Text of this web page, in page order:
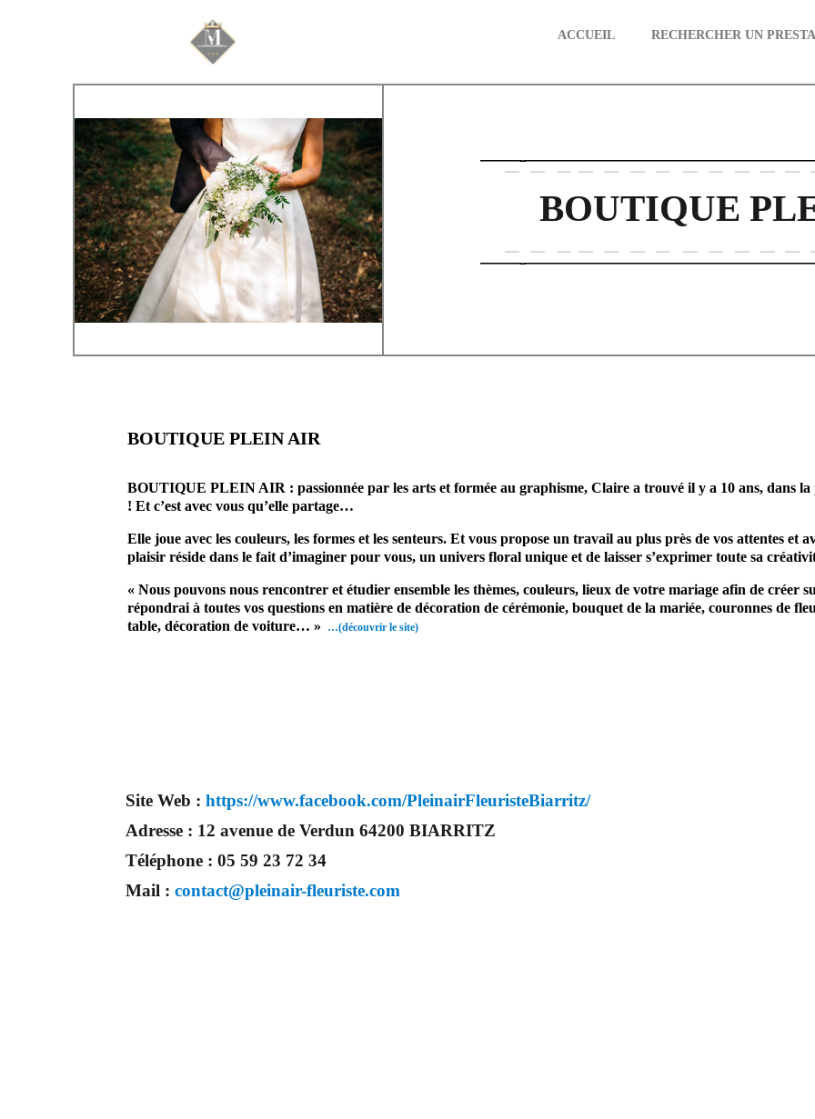
Mariage & Savoir faire
ACCUEIL RECHERCHER UN
BOUTIQUE
BOUTIQUE PLEIN AIR
BOUTIQUE PLEIN AIR : passionnée par les arts et formée au graphisme, Claire a trouvé il y a 10 ans, dans la
! Et c’est avec vous qu’elle partage…
Elle joue avec les couleurs, les formes et les senteurs. Et vous propose un travail au plus près de vos attentes et
plaisir réside dans le fait d’imaginer pour vous, un univers floral unique et de laisser s’exprimer toute sa
« Nous pouvons nous rencontrer et étudier ensemble les thèmes, couleurs, lieux de votre mariage afin de créer
répondrai à toutes vos questions en matière de décoration de cérémonie, bouquet de la mariée, couronnes de
table, décoration de voiture… »
…(découvrir le site)
Site Web :https://www.facebook.com/PleinairFleuristeBiarritz/
Adresse : 12 avenue de Verdun 64200 BIARRITZ
Téléphone :05 59 23 72 34
Mail :contact@pleinair-fleuriste.com